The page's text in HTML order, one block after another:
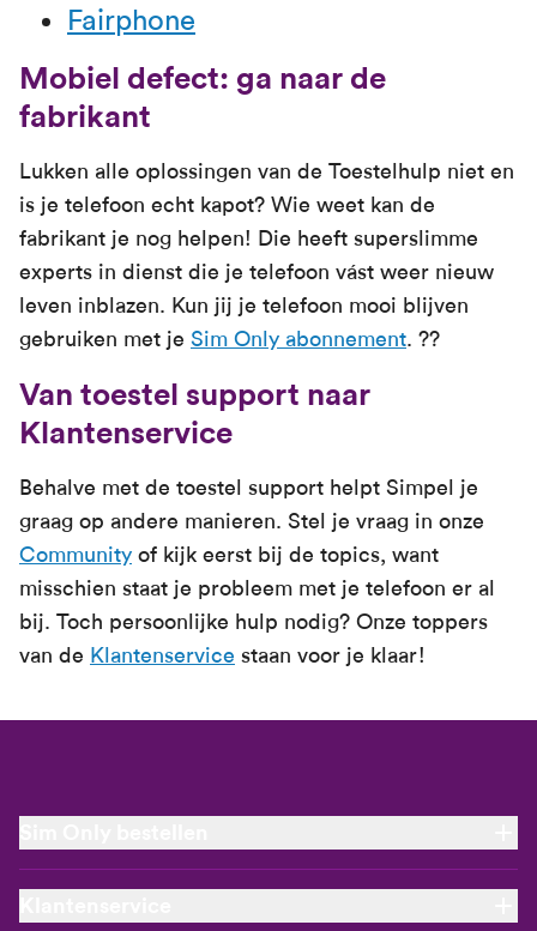
Fairphone
Mobiel defect: ga naar de
fabrikant
Lukken alle oplossingen van de Toestelhulp niet en
is je telefoon echt kapot? Wie weet kan de
fabrikant je nog helpen! Die heeft superslimme
experts in dienst die je telefoon vást weer nieuw
leven inblazen. Kun jij je telefoon mooi blijven
gebruiken met je Sim Only abonnement. ??
Van toestel support naar
Klantenservice
Behalve met de toestel support helpt Simpel je
graag op andere manieren. Stel je vraag in onze
Community of kijk eerst bij de topics, want
misschien staat je probleem met je telefoon er al
bij. Toch persoonlijke hulp nodig? Onze toppers
van de Klantenservice staan voor je klaar!
Verlengen